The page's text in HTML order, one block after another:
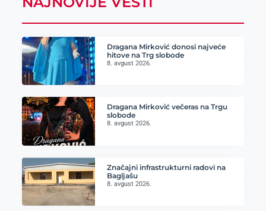
Dragana Mirković donosi najveće
hitove na Trg slobode
8. avgust 2026.
Dragana Mirković večeras na Trgu
slobode
8. avgust 2026.
Značajni infrastrukturni radovi na
Bagljašu
8. avgust 2026.